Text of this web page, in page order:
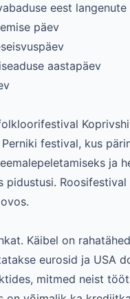
eest langenute
päev
aastapäev
festival, kus
ja
pidustusi.
Käibel on
eurosid ja USA
mitmed neist